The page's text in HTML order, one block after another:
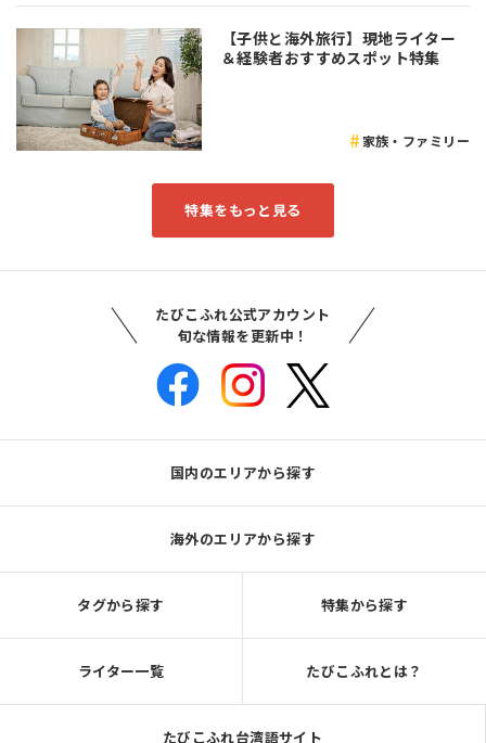
【子供と海外旅行】現地ライター
＆経験者おすすめスポット特集
家族・ファミリー
特集をもっと見る
たびこふれ公式アカウント
旬な情報を更新中！
国内のエリアから探す
海外のエリアから探す
タグから探す 特集から探す
ライター一覧 たびこふれとは？
たびこふれ台湾語サイト